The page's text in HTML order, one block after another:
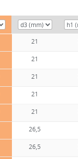
21
21
21
21
21
26,5
26,5